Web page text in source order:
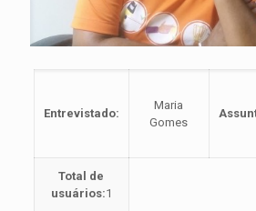
Entrevistado:
Maria
Gomes
Total de
usuários:1